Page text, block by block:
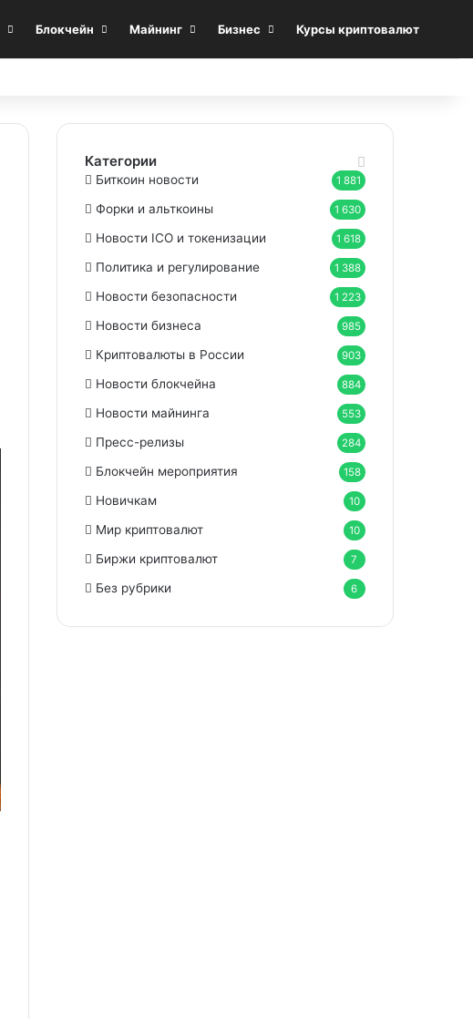
Блокчейн Майнинг Бизнес Курсы криптовалют
Категории
Биткоин новости 1 881
Форки и альткоины 1 630
Новости ICO и токенизации 1 618
Политика и регулирование 1 388
Новости безопасности 1 223
Новости бизнеса 985
Криптовалюты в России 903
Новости блокчейна 884
Новости майнинга 553
Пресс-релизы 284
Блокчейн мероприятия 158
Новичкам 10
Мир криптовалют 10
Биржи криптовалют 7
Без рубрики 6